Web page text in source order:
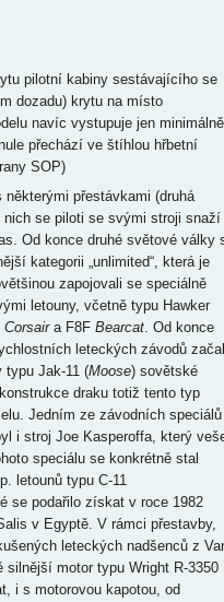
pilotní kabiny sestávajícího se
dozadu) krytu na místo
navíc vystupuje jen minimálně
přechází ve štíhlou hřbetní
SOP)
přestávkami (druhá
se piloti se svými stroji snaží
Od konce druhé světové války
kategorii „unlimited“, která je
zapojovali se speciálně
letouny, včetně typu Hawker
Corsair a F8F Bearcat. Od konce
leteckých závodů
typu Jak-11 (Moose) sovětské
draku totiž tento typ
Jedním ze závodních speciálů
i stroj Joe Kasperoffa, který
speciálu se konkrétně stal
letounů typu C-11
se podařilo získat v roce 1982
v Egyptě. V rámci přestavby,
leteckých nadšenců z
motor typu Wright R-3350
i s motorovou kapotou, od